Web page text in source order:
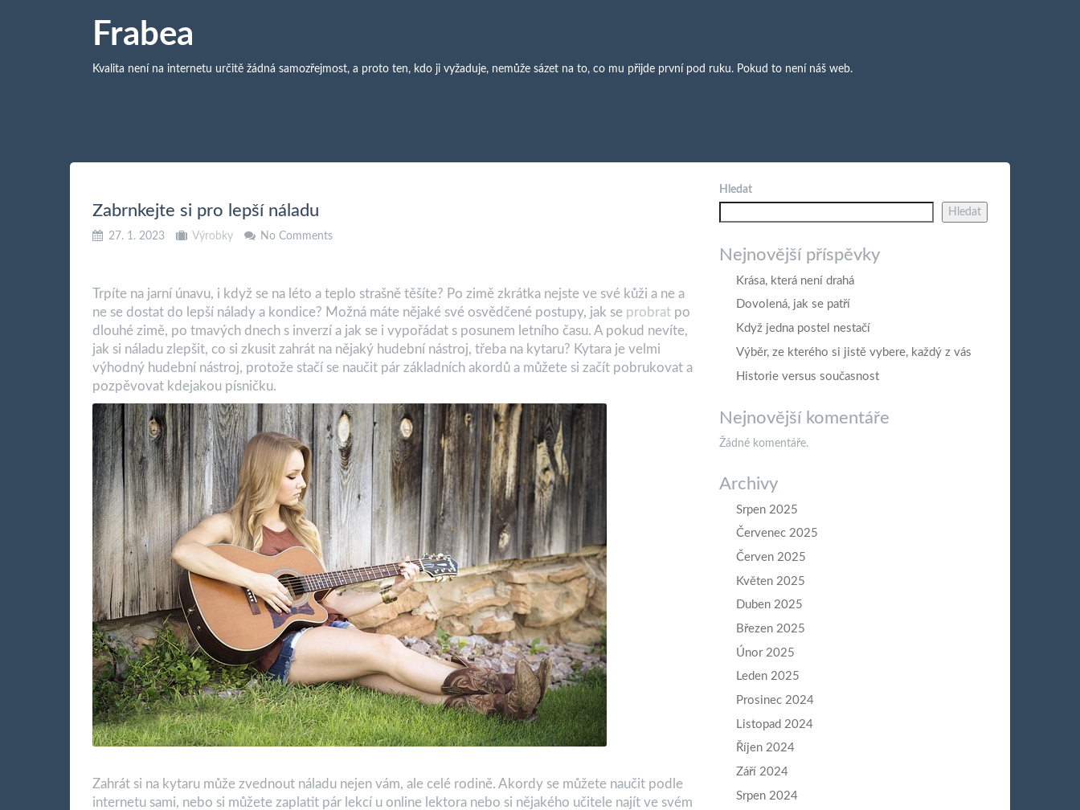
Frabea
Kvalita není na internetu určitě žádná samozřejmost, a proto ten, kdo ji vyžaduje, nemůže sázet na to, co mu přijde první pod ruku. Pokud to není náš web.
Zabrnkejte si pro lepší náladu
27. 1. 2023 Výrobky No Comments
Trpíte na jarní únavu, i když se na léto a teplo strašně těšíte? Po zimě zkrátka nejste ve své kůži a ne a
ne se dostat do lepší nálady a kondice? Možná máte nějaké své osvědčené postupy, jak se probrat po
dlouhé zimě, po tmavých dnech s inverzí a jak se i vypořádat s posunem letního času. A pokud nevíte,
jak si náladu zlepšit, co si zkusit zahrát na nějaký hudební nástroj, třeba na kytaru? Kytara je velmi
výhodný hudební nástroj, protože stačí se naučit pár základních akordů a můžete si začít pobrukovat a
pozpěvovat kdejakou písničku.
Zahrát si na kytaru může zvednout náladu nejen vám, ale celé rodině. Akordy se můžete naučit podle
internetu sami, nebo si můžete zaplatit pár lekcí u online lektora nebo si nějakého učitele najít ve svém
Hledat
Hledat
Nejnovější příspěvky
Krása, která není drahá
Dovolená, jak se patří
Když jedna postel nestačí
Výběr, ze kterého si jistě vybere, každý z vás
Historie versus současnost
Nejnovější komentáře
Žádné komentáře.
Archivy
Srpen 2025
Červenec 2025
Červen 2025
Květen 2025
Duben 2025
Březen 2025
Únor 2025
Leden 2025
Prosinec 2024
Listopad 2024
Říjen 2024
Září 2024
Srpen 2024